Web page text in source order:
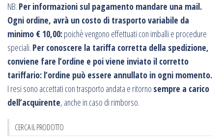
NB. Per informazioni sul pagamento mandare una mail.
Ogni ordine, avrà un costo di trasporto variabile da
minimo € 10,00:poichè vengono effettuati con imballi e procedure
speciali. Per conoscere la tariffa corretta della spedizione,
conviene fare l’ordine e poi viene inviato il corretto
tariffario: l’ordine può essere annullato in ogni momento.
I resi sono accettati con trasporto andata e ritorno sempre a carico
dell’acquirente, anche in caso di rimborso.
CERCA IL PRODOTTO